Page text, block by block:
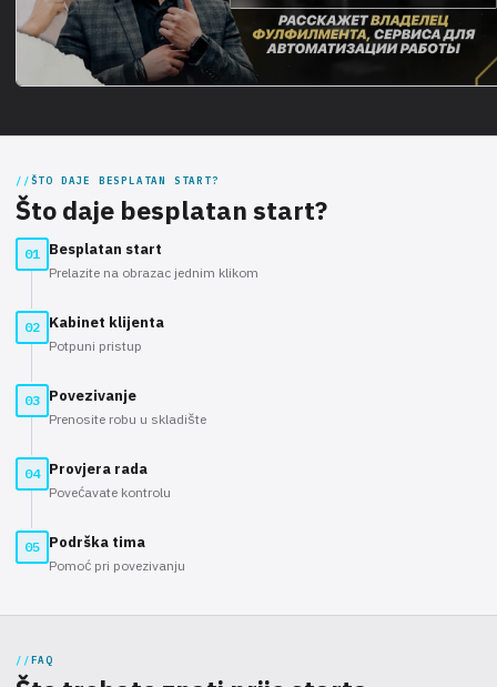
ŠTO DAJE BESPLATAN START?
Što daje besplatan start?
01 Besplatan start
Prelazite na obrazac jednim klikom
02 Kabinet klijenta
Potpuni pristup
03 Povezivanje
Prenosite robu u skladište
04 Provjera rada
Povećavate kontrolu
05 Podrška tima
Pomoć pri povezivanju
FAQ